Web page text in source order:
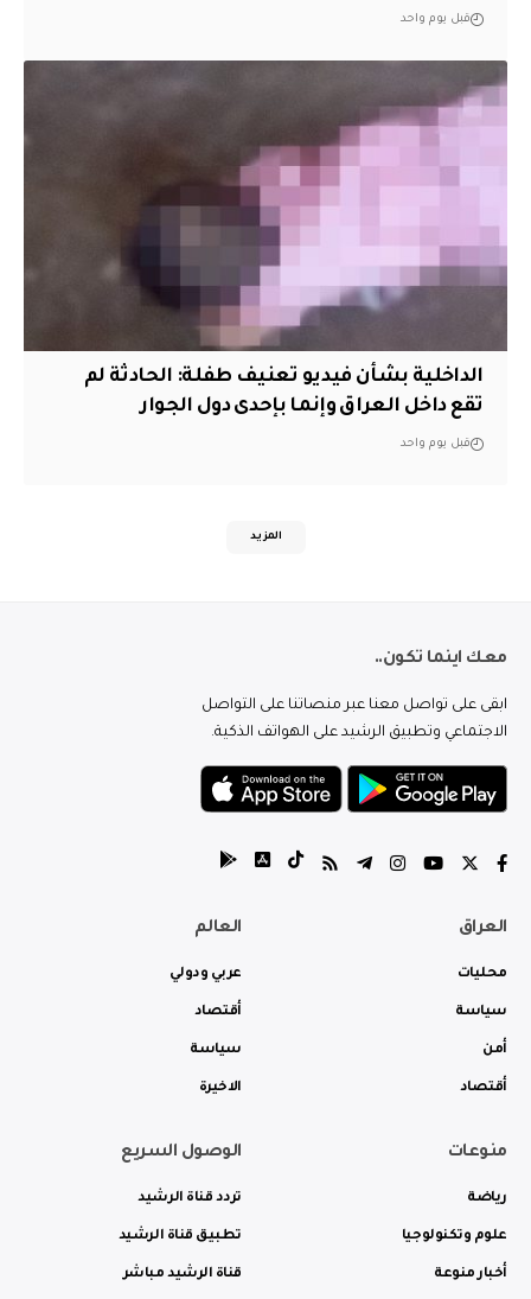
قبل يوم واحد
الداخلية بشأن فيديو تعنيف طفلة: الحادثة لم
تقع داخل العراق وإنما بإحدى دول الجوار
قبل يوم واحد
المزيد
معك اينما تكون..
ابقى على تواصل معنا عبر منصاتنا على التواصل
الاجتماعي وتطبيق الرشيد على الهواتف الذكية.
العراق
محليات
سياسة
أمن
أقتصاد
العالم
عربي ودولي
أقتصاد
سياسة
الاخيرة
منوعات
رياضة
علوم وتكنولوجيا
أخبار منوعة
الوصول السريع
تردد قناة الرشيد
تطبيق قناة الرشيد
قناة الرشيد مباشر